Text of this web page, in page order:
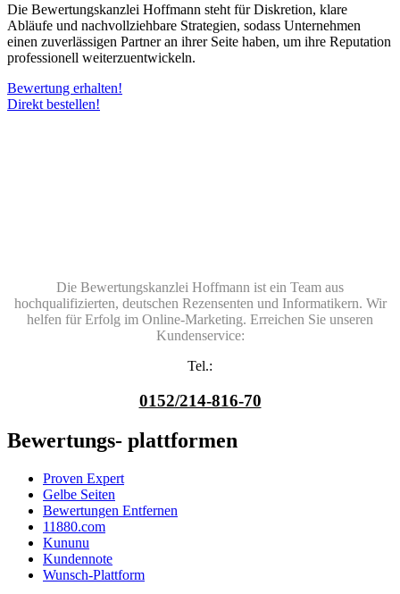
Die Bewertungskanzlei Hoffmann steht für Diskretion, klare
Abläufe und nachvollziehbare Strategien, sodass Unternehmen
einen zuverlässigen Partner an ihrer Seite haben, um ihre Reputation
professionell weiterzuentwickeln.
Bewertung erhalten!
Direkt bestellen!
Die Bewertungskanzlei Hoffmann ist ein Team aus
hochqualifizierten, deutschen Rezensenten und Informatikern. Wir
helfen für Erfolg im Online-Marketing. Erreichen Sie unseren
Kundenservice:
Tel.:
0152/214-816-70
Bewertungs- plattformen
Proven Expert
Gelbe Seiten
Bewertungen Entfernen
11880.com
Kununu
Kundennote
Wunsch-Plattform